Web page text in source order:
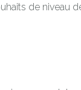
de niveau